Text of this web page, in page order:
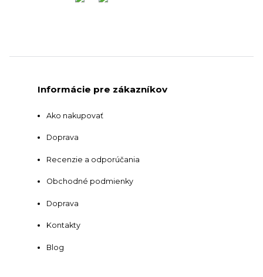
Informácie pre zákazníkov
Ako nakupovať
Doprava
Recenzie a odporúčania
Obchodné podmienky
Doprava
Kontakty
Blog